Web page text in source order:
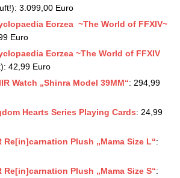
3.099,00 Euro
Eorzea ~The World of FFXIV~
Euro
Eorzea ~The World of FFXIV
42,99 Euro
Watch „Shinra Model 39MM“: 294,99
Hearts Series Playing Cards: 24,99
Re[in]carnation Plush „Mama Size L“:
Re[in]carnation Plush „Mama Size S“: